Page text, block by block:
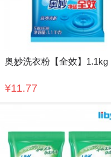
奥妙洗衣粉【全效】1.1kg
¥11.77